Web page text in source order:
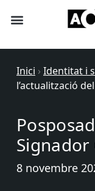
Inici › Identitat i
l’actualització
8 novembre